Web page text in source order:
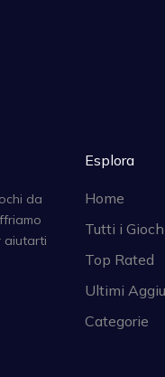
da
aiutarti
Esplora
Home
Tutti i
Top Rated
Ultimi
Categorie